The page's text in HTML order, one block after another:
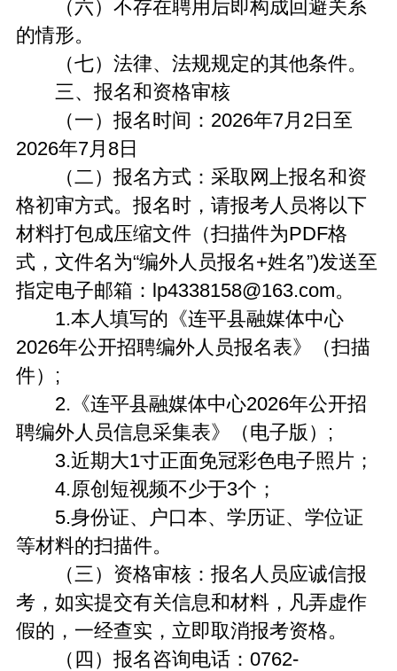
（六）不存在聘用后即构成回避关系
的情形。
（七）法律、法规规定的其他条件。
三、报名和资格审核
（一）报名时间：2026年7月2日至
2026年7月8日
（二）报名方式：采取网上报名和资
格初审方式。报名时，请报考人员将以下
材料打包成压缩文件（扫描件为PDF格
式，文件名为“编外人员报名+姓名”)发送至
指定电子邮箱：lp4338158@163.com。
1.本人填写的《连平县融媒体中心
2026年公开招聘编外人员报名表》（扫描
件）;
2.《连平县融媒体中心2026年公开招
聘编外人员信息采集表》（电子版）;
3.近期大1寸正面免冠彩色电子照片；
4.原创短视频不少于3个；
5.身份证、户口本、学历证、学位证
等材料的扫描件。
（三）资格审核：报名人员应诚信报
考，如实提交有关信息和材料，凡弄虚作
假的，一经查实，立即取消报考资格。
（四）报名咨询电话：0762-